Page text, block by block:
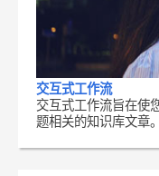
交互式工作流
交互式工作流旨在使
题相关的知识库文章。